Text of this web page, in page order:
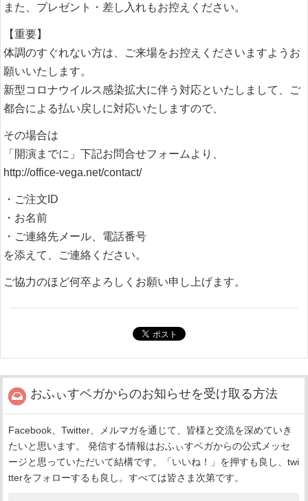
また、プレゼント・差し入れもお控えください。
【重要】
体調のすぐれない方は、ご来場をお控えくださいますようお
願いいたします。
新型コロナウイルス感染拡大に伴う対応といたしまして、ご
都合による払い戻しに対応いたしますので、
その場合は
「開演までに」下記お問合せフォームより、
http://office-vega.net/contact/
・ご注文ID
・お名前
・ご連絡先メール、電話番号
を添えて、ご連絡ください。
ご協力のほど何卒よろしくお願い申し上げます。
おふぃすベガからのお知らせを受け取る方法
Facebook、Twitter、メルマガを通じて、皆様と交流を深めていき
たいと思います。 発信する情報はおふぃすベガからの公式メッセ
ージと思っていただいて結構です。「いいね！」を押すも良し、twi
tterをフォローするも良し。すべては皆さま次第です。